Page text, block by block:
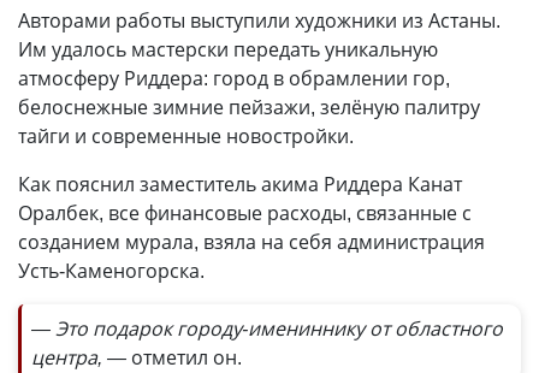
Авторами работы выступили художники из Астаны.
Им удалось мастерски передать уникальную
атмосферу Риддера: город в обрамлении гор,
белоснежные зимние пейзажи, зелёную палитру
тайги и современные новостройки.
Как пояснил заместитель акима Риддера Канат
Оралбек, все финансовые расходы, связанные с
созданием мурала, взяла на себя администрация
Усть-Каменогорска.
— Это подарок городу-имениннику от областного
центра, — отметил он.